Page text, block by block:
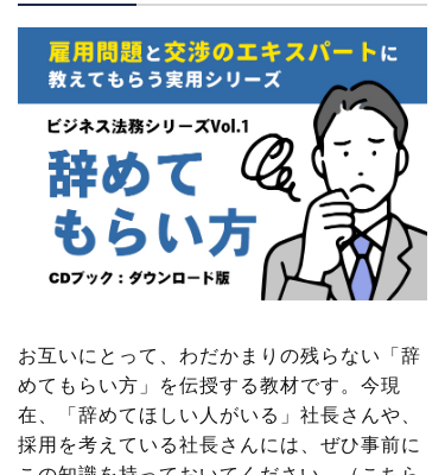
お互いにとって、わだかまりの残らない「辞
めてもらい方」を伝授する教材です。今現
在、「辞めてほしい人がいる」社長さんや、
採用を考えている社長さんには、ぜひ事前に